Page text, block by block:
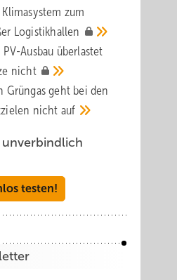
zum
Logistik­hallen
Ausbau über­lastet
nicht
Grüngas geht bei den
nicht auf
unverbindlich
testen!